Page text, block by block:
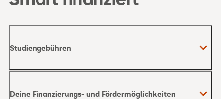
Studiengebühren
Deine Finanzierungs- und Fördermöglichkeiten